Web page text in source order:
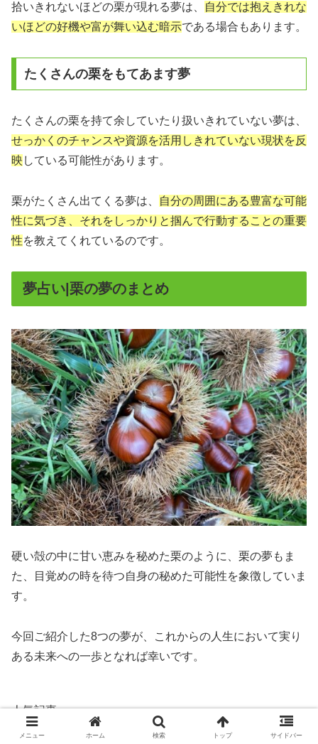
拾いきれないほどの栗が現れる夢は、
自分では抱えきれな
いほどの好機や富が舞い込む暗示である場合もあります。
たくさんの栗をもてあます夢
たくさんの栗を持て余していたり扱いきれていない夢は、
せっかくのチャンスや資源を活用しきれていない現状を反
映 している可能性があります。
栗がたくさん出てくる夢は、
自分の周囲にある豊富な可能
性に気づき、それをしっかりと掴んで行動することの重要
性を教えてくれているのです。
夢占い|栗の夢のまとめ
硬い殻の中に甘い恵みを秘めた栗のように、栗の夢もま
た、目覚めの時を待つ自身の秘めた可能性を象徴していま
す。
今回ご紹介した8つの夢が、これからの人生において実り
ある未来への一歩となれば幸いです。
人気記事
【夢占い】スキーの夢/スキーに行く夢
メニュー ホーム 検索 トップ サイドバー